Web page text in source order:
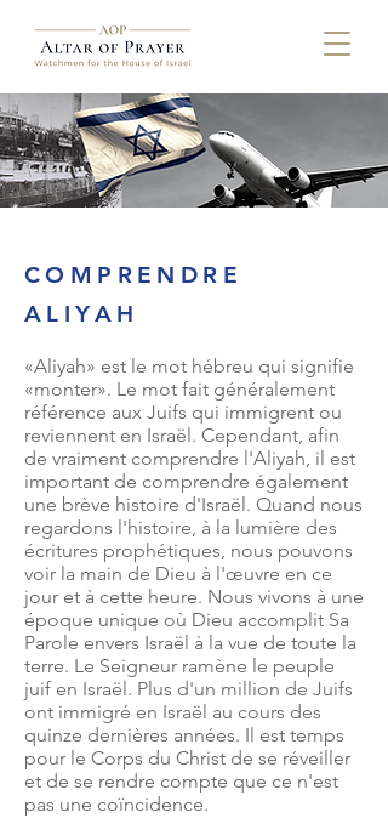
COMPRENDRE
ALIYAH
«Aliyah» est le mot hébreu qui signifie
«monter». Le mot fait généralement
référence aux Juifs qui immigrent ou
reviennent en Israël. Cependant, afin
de vraiment comprendre l'Aliyah, il est
important de comprendre également
une brève histoire d'Israël. Quand nous
regardons l'histoire, à la lumière des
écritures prophétiques, nous pouvons
voir la main de Dieu à l'œuvre en ce
jour et à cette heure. Nous vivons à une
époque unique où Dieu accomplit Sa
Parole envers Israël à la vue de toute la
terre. Le Seigneur ramène le peuple
juif en Israël. Plus d'un million de Juifs
ont immigré en Israël au cours des
quinze dernières années. Il est temps
pour le Corps du Christ de se réveiller
et de se rendre compte que ce n'est
pas une coïncidence.